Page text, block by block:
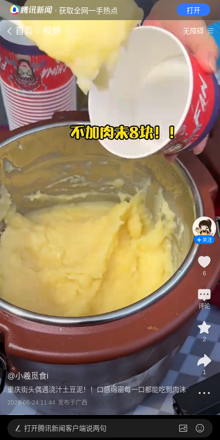
· 获取全网一手热点 打开
首页 视频 无障碍
@小羲觅食i
重庆街头偶遇浇汁土豆泥！！口感绵密每一口都能吃到肉沫
2026-06-24 11:44 发布于广西
关注
6
评论
2
1
打开腾讯新闻客户端说两句